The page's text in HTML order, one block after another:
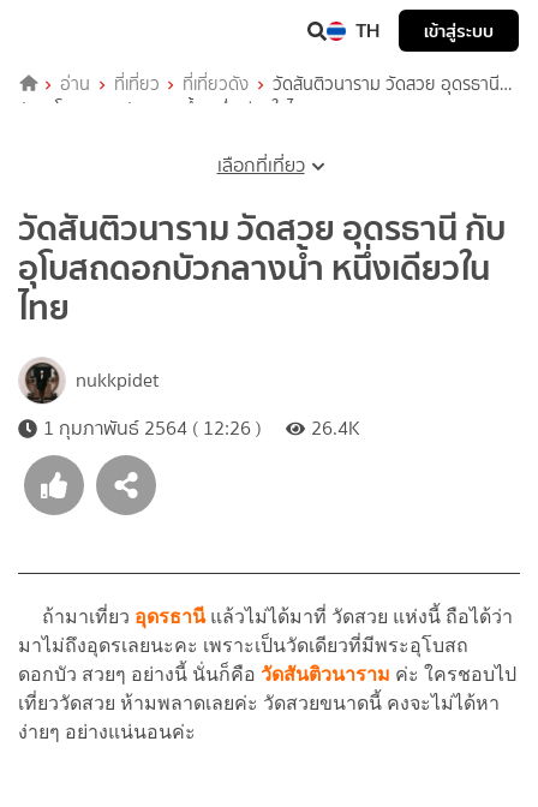
TH เข้าสู่ระบบ
อ่าน ที่เที่ยว ที่เที่ยวดัง
วัดสันติวนาราม วัดสวย อุดรธานี
กับ อุโบสถดอกบัวกลางน้ำ หนึ่งเดียวในไทย
เลือกที่เที่ยว
วัดสันติวนาราม วัดสวย อุดรธานี กับ
อุโบสถดอกบัวกลางน้ำ หนึ่งเดียวใน
ไทย
nukkpidet
1 กุมภาพันธ์ 2564 ( 12:26 )
26.4K
ถ้ามาเที่ยว อุดรธานีแล้วไม่ได้มาที่ วัดสวย แห่งนี้ ถือได้ว่า
มาไม่ถึงอุดรเลยนะคะ เพราะเป็นวัดเดียวที่มีพระอุโบสถ
ดอกบัว สวยๆ อย่างนี้ นั่นก็คือ วัดสันติวนาราม ค่ะ ใครชอบไป
เที่ยววัดสวย ห้ามพลาดเลยค่ะ วัดสวยขนาดนี้ คงจะไม่ได้หา
ง่ายๆ อย่างแน่นอนค่ะ